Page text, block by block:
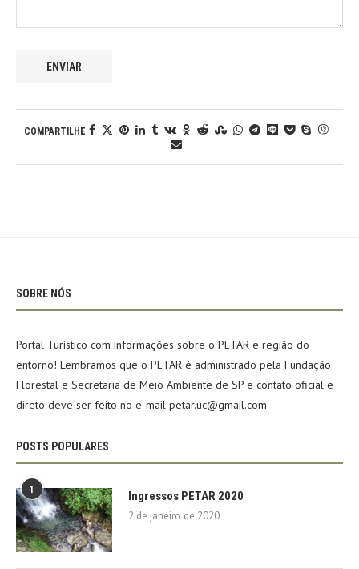
COMPARTILHE
SOBRE NÓS
Portal Turístico com informações sobre o PETAR e região do
entorno! Lembramos que o PETAR é administrado pela Fundação
Florestal e Secretaria de Meio Ambiente de SP e contato oficial e
direto deve ser feito no e-mail petar.uc@gmail.com
POSTS POPULARES
1 Ingressos PETAR 2020
2 de janeiro de 2020